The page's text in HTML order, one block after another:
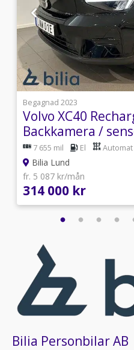
1
Begagnad 2023
Volvo XC40
Backkamera /
7 655 mil El Automat
Bilia Lund
fr. 5 087 kr/mån
314 000 kr
Bilia Personbilar AB